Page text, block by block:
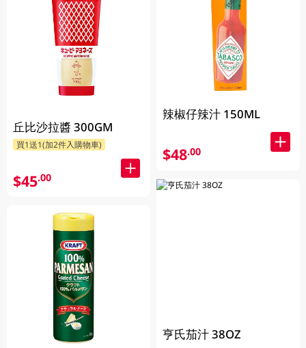
丘比沙拉醬 300GM
買1送1(加2件入購物車)
$45.00
辣椒仔辣汁 150ML
$48.00
亨氏茄汁 38OZ